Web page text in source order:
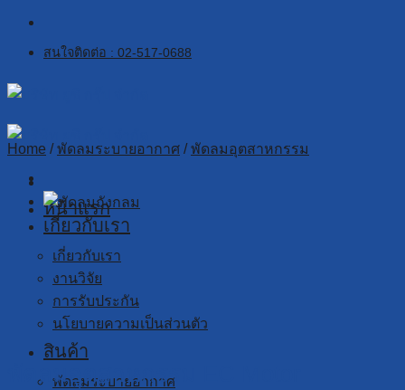
Skip
contentสนใจติดต่อ : 02-517-0688
หน้าแรก
เกี่ยวกับเรา
เกี่ยวกับเรา
งานวิจัย
การรับประกัน
นโยบายความเป็นส่วนตัว
สินค้า
พัดลมระบายอากาศ
Home / พัดลมระบายอากาศ / พัดลมอุตสาหกรรม
พัดลมอุตสาหกรรม EC Motor